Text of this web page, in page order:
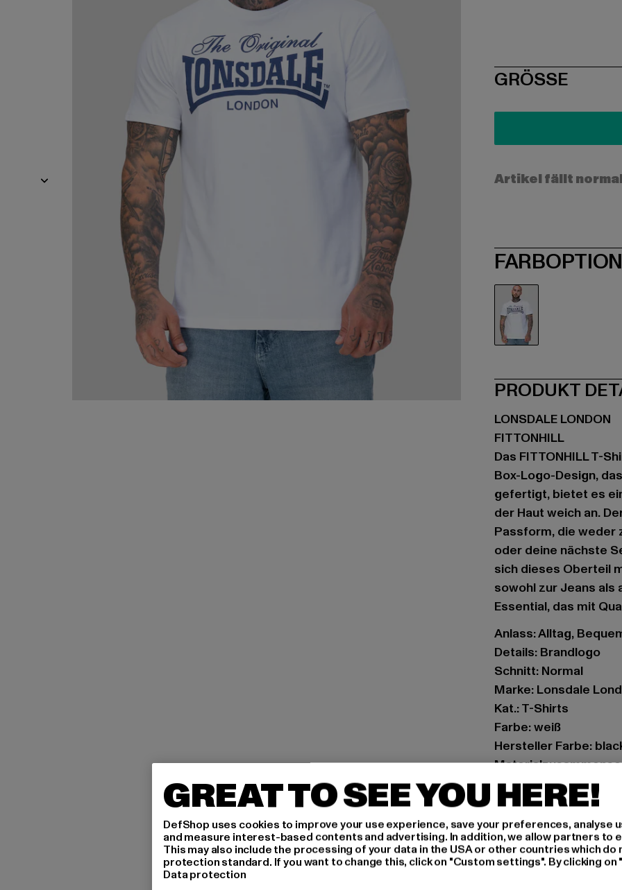
SIZE
GRÖSSE
Artikel fällt
PRODUKT
LONSDALE LONDON
FITTONHILL
Das FITTONHILL T-
Box-Logo-Design,
gefertigt, bietet es
der Haut weich an.
Passform, die weder
oder deine nächste
sich dieses Oberteil
sowohl zur Jeans als
Essential, das mit
Anlass: Alltag,
Details: Brandlogo
Schnitt: Normal
Marke: Lonsdale
Kat.: T-Shirts
Farbe: weiß
Hersteller Farbe:
Art.Nr: 117762-23036
Hersteller: Punch
Im Taubental 15a |
GREAT TO SEE YOU HERE!
DefShop uses cookies to improve your use experience, save your preferences, analyse
and measure interest-based contents and advertising. In addition, we allow partners to
This may also include the processing of your data in the USA or other countries which do
protection standard. If you want to change this, click on "Custom settings". By clicking
Data protection